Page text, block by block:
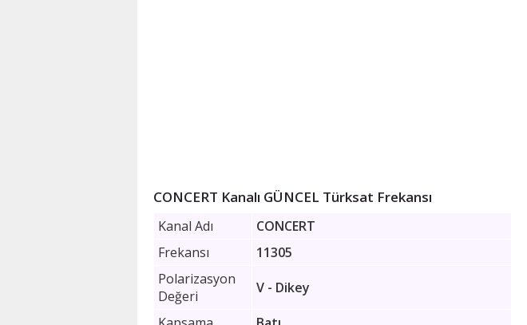
CONCERT Kanalı GÜNCEL Türksat Frekansı
Kanal Adı
CONCERT
Frekansı
11305
Polarizasyon
Değeri
V - Dikey